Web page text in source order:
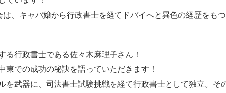
、キャバ嬢から行政書士を経てドバイへと異色の経歴をも
る行政書士である佐々木麻理子さん！
東での成功の秘訣を語っていただきます！
を武器に、司法書士試験挑戦を経て行政書士として独立。そ